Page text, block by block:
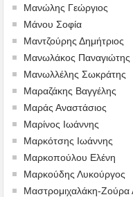
Μανώλης Γεώργιος
Μάνου Σοφία
Μαντζούρης Δημήτριος
Μανωλάκος Παναγιώτης
Μανωλλέλης Σωκράτης
Μαραζάκης Βαγγέλης
Μαράς Αναστάσιος
Μαρίνος Ιωάννης
Μαρκότσης Ιωάννης
Μαρκοπούλου Ελένη
Μαρκούδης Λυκούργος
Μαστρομιχαλάκη-Ζούρα